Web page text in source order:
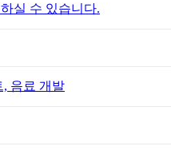
실 수 있습니다.
, 음료 개발